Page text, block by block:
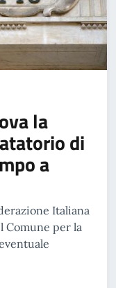
la
di
a
Italiana
Comune per la